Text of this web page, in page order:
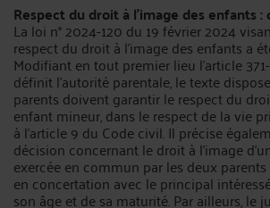
Respect du droit à l'image des enfants :
La loi n° 2024-120 du 19 février 2024
respect du droit à l'image des enfants a
Modifiant en tout premier lieu l'article
définit l'autorité parentale, le texte
parents doivent garantir le respect du
enfant mineur, dans le respect de la vie
à l'article 9 du Code civil. Il précise
décision concernant le droit à l'image
exercée en commun par les deux
en concertation avec le principal
son âge et de sa maturité. Par ailleurs, le